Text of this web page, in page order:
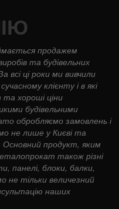
продажем
та будівельних
всі ці роки ми вивчили
клієнту і в які
хороші ціни
будівельними
обробляємо замовлень і
не лише у Києві та
Основний продукт, яким
також різні
панелі, блоки, балки,
не тільки величезний
наших